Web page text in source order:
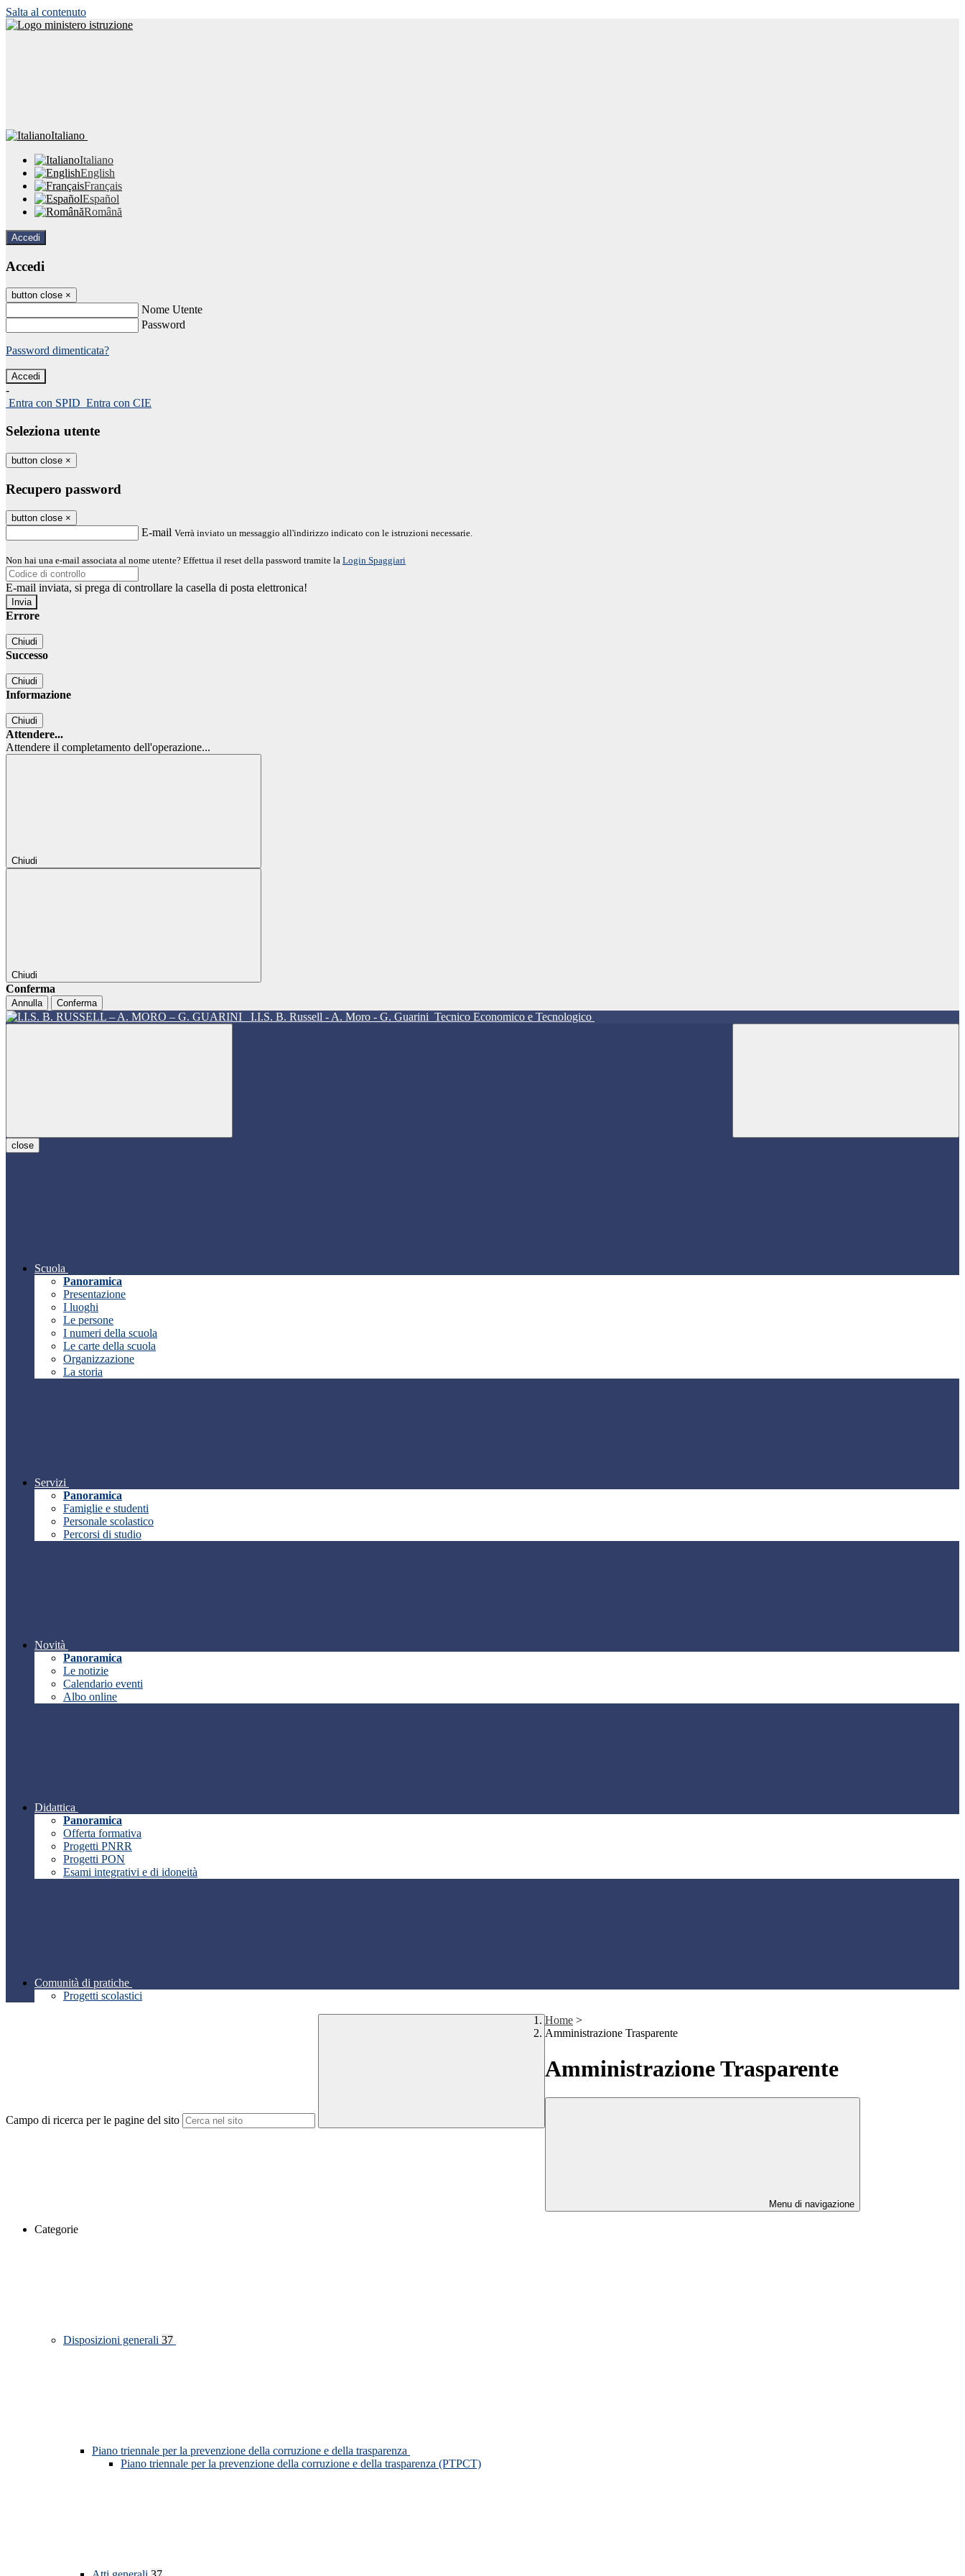
Salta al contenuto
Italiano
Italiano
English
Français
Español
Română
Accedi
Accedi
button close ×
Nome Utente
Password
Password dimenticata?
-
Entra con SPID Entra con CIE
Seleziona utente
button close ×
Recupero password
button close ×
E-mail Verrà inviato un messaggio all'indirizzo indicato con le istruzioni necessarie.
Non hai una e-mail associata al nome utente? Effettua il reset della password tramite la Login Spaggiari
E-mail inviata, si prega di controllare la casella di posta elettronica!
Errore
Chiudi
Successo
Chiudi
Informazione
Chiudi
Attendere...
Attendere il completamento dell'operazione...
Chiudi
Chiudi
Conferma
Annulla Conferma
I.I.S. B. Russell - A. Moro - G. Guarini Tecnico Economico e Tecnologico
close
Scuola
Panoramica
Presentazione
I luoghi
Le persone
I numeri della scuola
Le carte della scuola
Organizzazione
La storia
Servizi
Panoramica
Famiglie e studenti
Personale scolastico
Percorsi di studio
Novità
Panoramica
Le notizie
Calendario eventi
Albo online
Didattica
Panoramica
Offerta formativa
Progetti PNRR
Progetti PON
Esami integrativi e di idoneità
Comunità di pratiche
Progetti scolastici
Campo di ricerca per le pagine del sito
Home >
Amministrazione Trasparente
Amministrazione Trasparente
Menu di navigazione
Categorie
Disposizioni generali 37
Piano triennale per la prevenzione della corruzione e della trasparenza
Piano triennale per la prevenzione della corruzione e della trasparenza (PTPCT)